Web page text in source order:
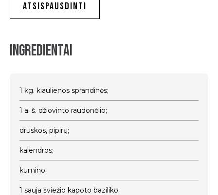
ATSISPAUSDINTI
Ingredientai
1 kg. kiaulienos sprandinės;
1 a. š. džiovinto raudonėlio;
druskos, pipirų;
kalendros;
kumino;
1 sauja šviežio kapoto baziliko;